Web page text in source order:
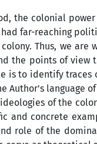
the colonial
far-reaching
Thus, we are
the points of view
is to identify traces
Author's language
of the
and concrete
role of the